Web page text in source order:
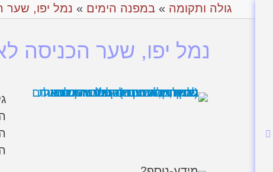
גולה ותקומה » במפנה הימים » נמל יפו, שער
נמל יפו, שער הכניסה